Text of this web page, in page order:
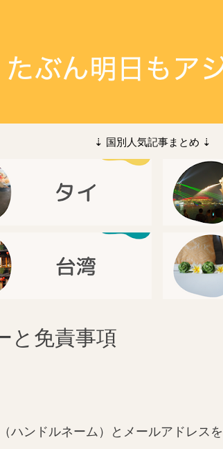
⇣ 国別人気記事まとめ ⇣
と免責事項
ハンドルネーム）とメールアドレスを